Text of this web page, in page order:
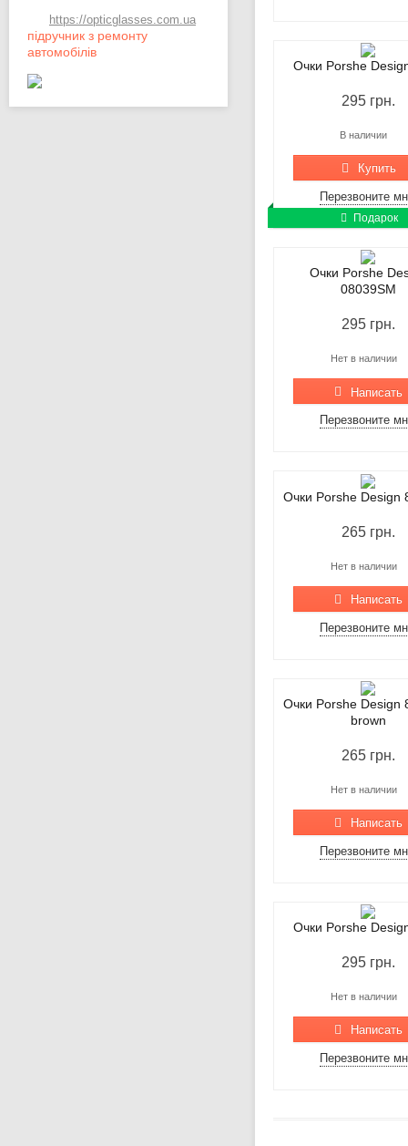
Подарок
Очки Porshe
295 грн.
В наличии
Купить
Перезвоните
Очки Porshe
08039SM
295 грн.
Нет в наличии
Написать
Перезвоните
Очки Porshe Design
265 грн.
Нет в наличии
Написать
Перезвоните
Очки Porshe Design
brown
265 грн.
Нет в наличии
Написать
Перезвоните
Очки Porshe
295 грн.
Нет в наличии
Написать
Перезвоните
https://opticglasses.com.ua
підручник з ремонту
автомобілів